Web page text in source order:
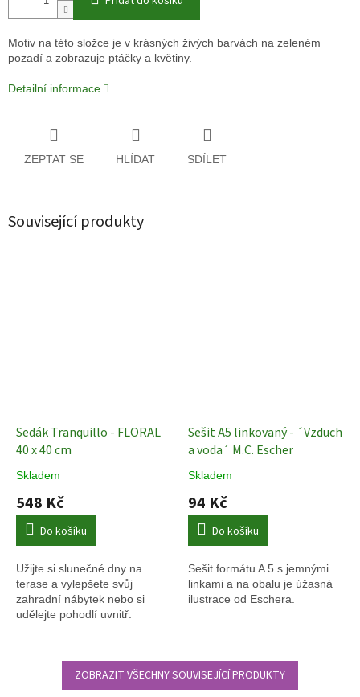
Motiv na této složce je v krásných živých barvách na zeleném
pozadí a zobrazuje ptáčky a květiny.
Detailní informace
ZEPTAT SE HLÍDAT SDÍLET
Související produkty
Sedák Tranquillo - FLORAL
40 x 40 cm
Skladem
548 Kč
Do košíku
Užijte si slunečné dny na
terase a vylepšete svůj
zahradní nábytek nebo si
udělejte pohodlí uvnitř.
Sešit A5 linkovaný - ´Vzduch
a voda´ M.C. Escher
Skladem
94 Kč
Do košíku
Sešit formátu A 5 s jemnými
linkami a na obalu je úžasná
ilustrace od Eschera.
ZOBRAZIT VŠECHNY SOUVISEJÍCÍ PRODUKTY